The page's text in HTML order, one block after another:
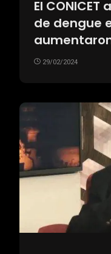
El
de dengue
29/02/2024